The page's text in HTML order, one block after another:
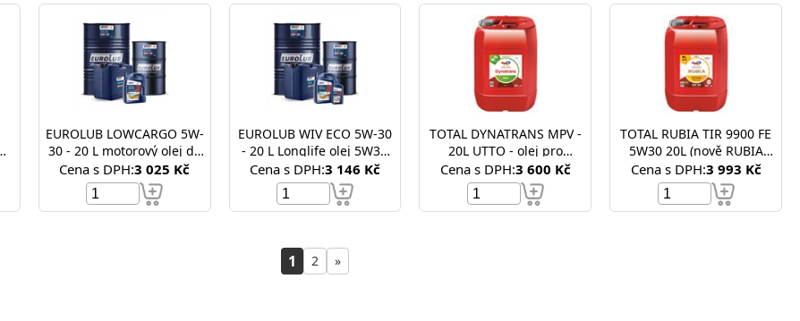
EUROLUB LOWCARGO 5W-
30 - 20 L motorový olej do
náklaďáku ACEA E6 / E7 /
E9 MB 228.31 / 228.51
Cena s DPH:3 025 Kč
EUROLUB WIV ECO 5W-30
- 20 L Longlife olej 5W30
504.00/507.00
Cena s DPH:3 146 Kč
TOTAL DYNATRANS MPV -
20L UTTO - olej pro
převodovku, hydrauliku a
mokré brzdy
Cena s DPH:3 600 Kč
TOTAL RUBIA TIR 9900 FE
5W30 20L (nově RUBIA
OPTIMA 3500 FE 5W-30 )
Cena s DPH:3 993 Kč
1 2 »